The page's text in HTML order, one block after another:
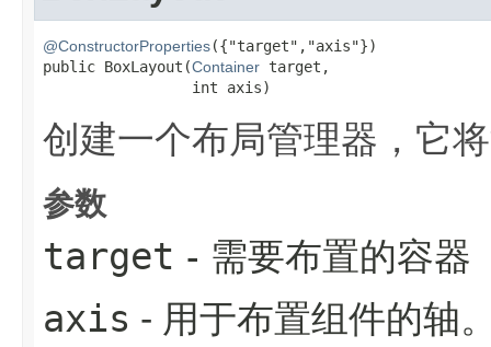
@ConstructorProperties({"target","axis"})
public BoxLayout​(Container target,
                 int axis)
创建一个布局管理器，它
参数
target - 需要布置的容器
axis - 用于布置组件的轴